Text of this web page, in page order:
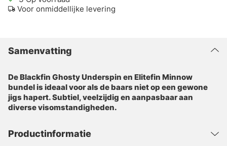
Voor onmiddellijke levering
Samenvatting
De Blackfin Ghosty Underspin en Elitefin Minnow
bundel is ideaal voor als de baars niet op een gewone
jigs hapert. Subtiel, veelzijdig en aanpasbaar aan
diverse visomstandigheden.
Productinformatie